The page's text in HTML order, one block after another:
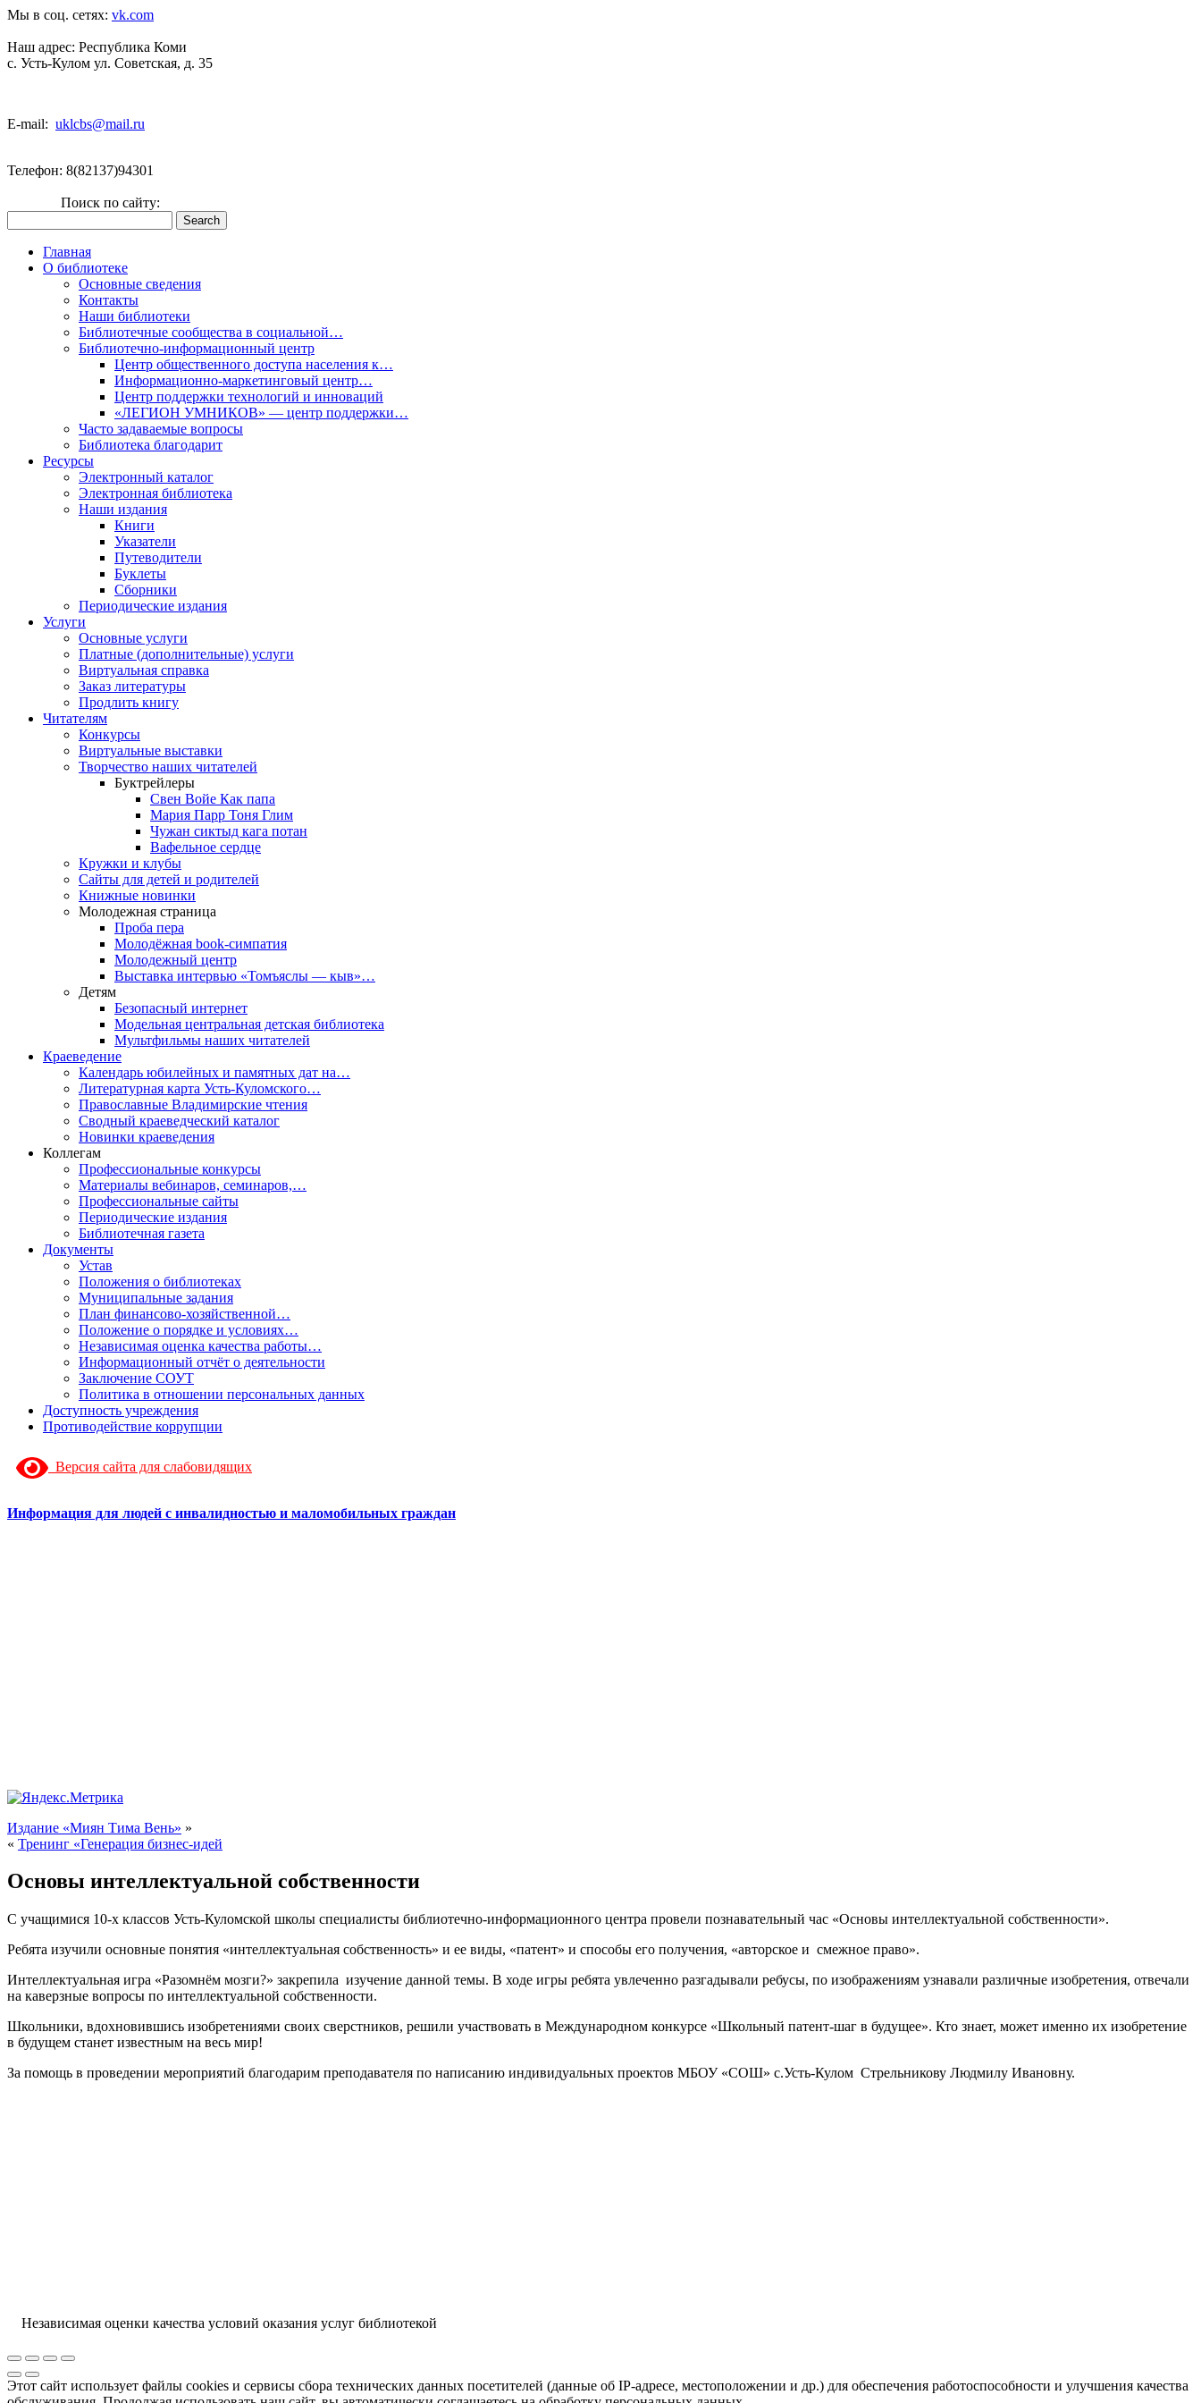
Мы в соц. сетях: vk.com
Наш адрес: Республика Коми
с. Усть-Кулом ул. Советская, д. 35
E-mail: uklcbs@mail.ru
Телефон: 8(82137)94301
Поиск по сайту:
Главная
О библиотеке
Основные сведения
Контакты
Наши библиотеки
Библиотечные сообщества в социальной…
Библиотечно-информационный центр
Центр общественного доступа населения к…
Информационно-маркетинговый центр…
Центр поддержки технологий и инноваций
«ЛЕГИОН УМНИКОВ» — центр поддержки…
Часто задаваемые вопросы
Библиотека благодарит
Ресурсы
Электронный каталог
Электронная библиотека
Наши издания
Книги
Указатели
Путеводители
Буклеты
Сборники
Периодические издания
Услуги
Основные услуги
Платные (дополнительные) услуги
Виртуальная справка
Заказ литературы
Продлить книгу
Читателям
Конкурсы
Виртуальные выставки
Творчество наших читателей
Буктрейлеры
Свен Войе Как папа
Мария Парр Тоня Глим
Чужан сиктыд кага потан
Вафельное сердце
Кружки и клубы
Сайты для детей и родителей
Книжные новинки
Молодежная страница
Проба пера
Молодёжная book-симпатия
Молодежный центр
Выставка интервью «Томъяслы — кыв»…
Детям
Безопасный интернет
Модельная центральная детская библиотека
Мультфильмы наших читателей
Краеведение
Календарь юбилейных и памятных дат на…
Литературная карта Усть-Куломского…
Православные Владимирские чтения
Сводный краеведческий каталог
Новинки краеведения
Коллегам
Профессиональные конкурсы
Материалы вебинаров, семинаров,…
Профессиональные сайты
Периодические издания
Библиотечная газета
Документы
Устав
Положения о библиотеках
Муниципальные задания
План финансово-хозяйственной…
Положение о порядке и условиях…
Независимая оценка качества работы…
Информационный отчёт о деятельности
Заключение СОУТ
Политика в отношении персональных данных
Доступность учреждения
Противодействие коррупции
Версия сайта для слабовидящих
Информация для людей с инвалидностью и маломобильных граждан
Издание «Миян Тима Вень» »
« Тренинг «Генерация бизнес-идей
Основы интеллектуальной собственности
С учащимися 10-х классов Усть-Куломской школы специалисты библиотечно-информационного центра провели познавательный час «Основы интеллектуальной собственности».
Ребята изучили основные понятия «интеллектуальная собственность» и ее виды, «патент» и способы его получения, «авторское и смежное право».
Интеллектуальная игра «Разомнём мозги?» закрепила изучение данной темы. В ходе игры ребята увлеченно разгадывали ребусы, по изображениям узнавали различные изобретения, отвечали
на каверзные вопросы по интеллектуальной собственности.
Школьники, вдохновившись изобретениями своих сверстников, решили участвовать в Международном конкурсе «Школьный патент-шаг в будущее». Кто знает, может именно их изобретение
в будущем станет известным на весь мир!
За помощь в проведении мероприятий благодарим преподавателя по написанию индивидуальных проектов МБОУ «СОШ» с.Усть-Кулом Стрельникову Людмилу Ивановну.
Независимая оценки качества условий оказания услуг библиотекой
Этот сайт использует файлы cookies и сервисы сбора технических данных посетителей (данные об IP-адресе, местоположении и др.) для обеспечения работоспособности и улучшения качества